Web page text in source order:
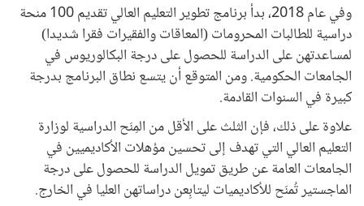
وفي عام 2018، بدأ برنامج تطوير التعليم العالي تقديم 100 منحة
دراسية للطالبات المحرومات (المعاقات والفقيرات فقرا شديدا)
لمساعدتهن على الدراسة للحصول على درجة البكالوريوس في
الجامعات الحكومية. ومن المتوقع أن يتسع نطاق البرنامج بدرجة
كبيرة في السنوات القادمة.
علاوة على ذلك، فإن الثلث على الأقل من المِنَح الدراسية لوزارة
التعليم العالي التي تهدف إلى تحسين مؤهلات الأكاديميين في
الجامعات العامة عن طريق تمويل الدراسة للحصول على درجة
الماجستير تُمنَح للأكاديميات ليتابِعن دراساتهن العليا في الخارج.